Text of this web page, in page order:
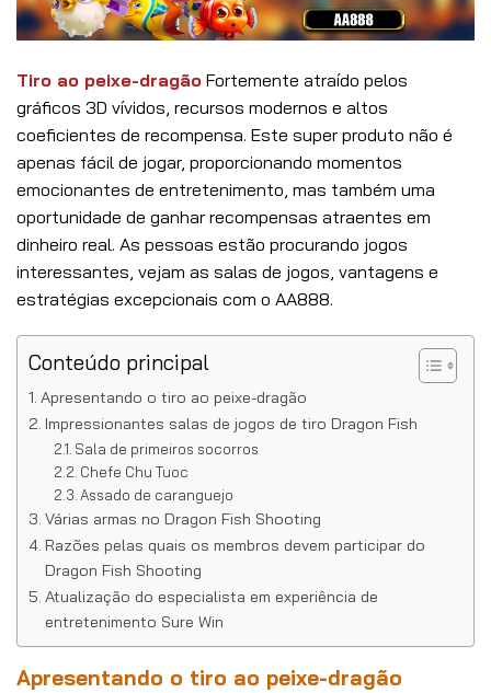
Tiro ao peixe-dragão Fortemente atraído pelos
gráficos 3D vívidos, recursos modernos e altos
coeficientes de recompensa. Este super produto não é
apenas fácil de jogar, proporcionando momentos
emocionantes de entretenimento, mas também uma
oportunidade de ganhar recompensas atraentes em
dinheiro real. As pessoas estão procurando jogos
interessantes, vejam as salas de jogos, vantagens e
estratégias excepcionais com o AA888.
Conteúdo principal
Apresentando o tiro ao peixe-dragão
Impressionantes salas de jogos de tiro Dragon Fish
Sala de primeiros socorros
Chefe Chu Tuoc
Assado de caranguejo
Várias armas no Dragon Fish Shooting
Razões pelas quais os membros devem participar do
Dragon Fish Shooting
Atualização do especialista em experiência de
entretenimento Sure Win
Apresentando o tiro ao peixe-dragão